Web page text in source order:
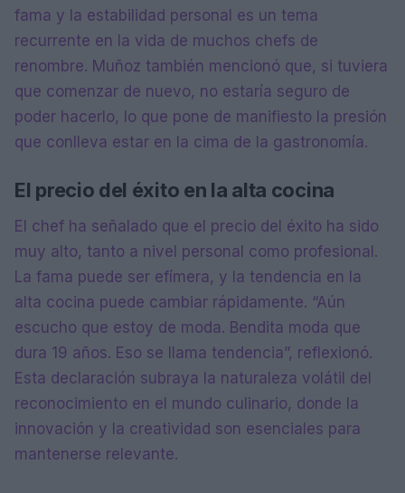
fama y la estabilidad personal es un tema
recurrente en la vida de muchos chefs de
renombre. Muñoz también mencionó que, si tuviera
que comenzar de nuevo, no estaría seguro de
poder hacerlo, lo que pone de manifiesto la presión
que conlleva estar en la cima de la gastronomía.
El precio del éxito en la alta cocina
El chef ha señalado que el precio del éxito ha sido
muy alto, tanto a nivel personal como profesional.
La fama puede ser efímera, y la tendencia en la
alta cocina puede cambiar rápidamente. “Aún
escucho que estoy de moda. Bendita moda que
dura 19 años. Eso se llama tendencia”, reflexionó.
Esta declaración subraya la naturaleza volátil del
reconocimiento en el mundo culinario, donde la
innovación y la creatividad son esenciales para
mantenerse relevante.